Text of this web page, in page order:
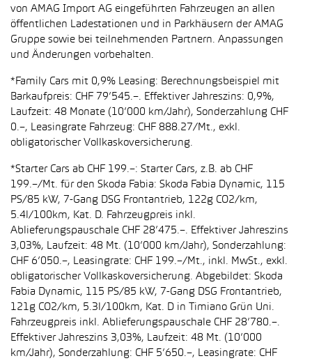
von AMAG Import AG eingeführten Fahrzeugen an allen
öffentlichen Ladestationen und in Parkhäusern der AMAG
Gruppe sowie bei teilnehmenden Partnern. Anpassungen
und Änderungen vorbehalten.
*Family Cars mit 0,9% Leasing: Berechnungsbeispiel mit
Barkaufpreis: CHF 79’545.–. Effektiver Jahreszins: 0,9%,
Laufzeit: 48 Monate (10’000 km/Jahr), Sonderzahlung CHF
0.–, Leasingrate Fahrzeug: CHF 888.27/Mt., exkl.
obligatorischer Vollkaskoversicherung.
*Starter Cars ab CHF 199.–: Starter Cars, z.B. ab CHF
199.–/Mt. für den Skoda Fabia: Skoda Fabia Dynamic, 115
PS/85 kW, 7-Gang DSG Frontantrieb, 122g CO2/km,
5.4l/100km, Kat. D. Fahrzeugpreis inkl.
Ablieferungspauschale CHF 28’475.–. Effektiver Jahreszins
3,03%, Laufzeit: 48 Mt. (10’000 km/Jahr), Sonderzahlung:
CHF 6’050.–, Leasingrate: CHF 199.–/Mt., inkl. MwSt., exkl.
obligatorischer Vollkaskoversicherung. Abgebildet: Skoda
Fabia Dynamic, 115 PS/85 kW, 7-Gang DSG Frontantrieb,
121g CO2/km, 5.3l/100km, Kat. D in Timiano Grün Uni.
Fahrzeugpreis inkl. Ablieferungspauschale CHF 28’780.–.
Effektiver Jahreszins 3,03%, Laufzeit: 48 Mt. (10’000
km/Jahr), Sonderzahlung: CHF 5’650.–, Leasingrate: CHF